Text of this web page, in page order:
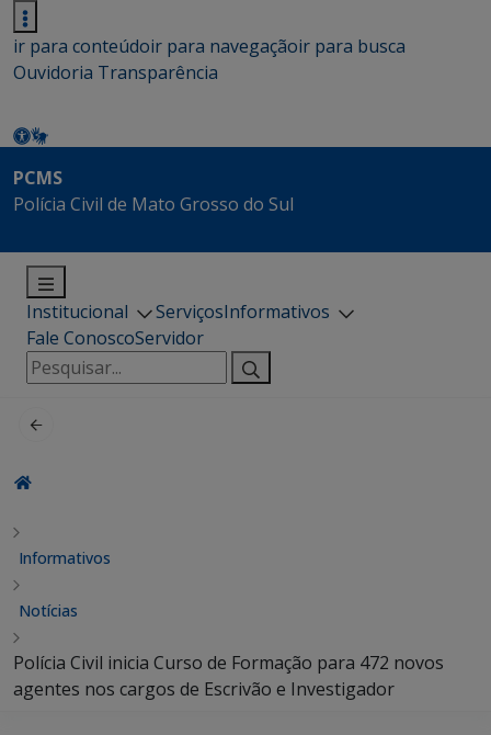
ir para conteúdoir para navegaçãoir para busca
Ouvidoria Transparência
PCMS
Polícia Civil de Mato Grosso do Sul
Institucional ServiçosInformativos
Fale ConoscoServidor
Pesquisar
por:
Informativos
Notícias
Polícia Civil inicia Curso de Formação para 472 novos
agentes nos cargos de Escrivão e Investigador